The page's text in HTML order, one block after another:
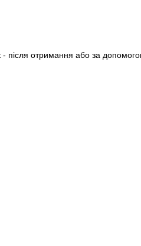
отримання або за допомогою